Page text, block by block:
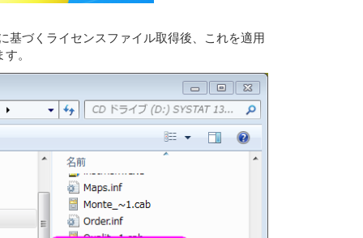
基づくライセンスファイル取得後、これを適用
。